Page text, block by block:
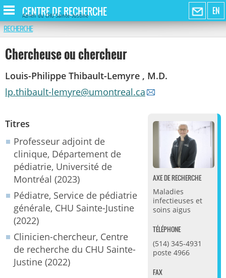
EN
CENTRE DE RECHERCHE
Azrieli du CHU Sainte-Justine
RECHERCHE
Chercheuse ou chercheur
Louis-Philippe Thibault-Lemyre , M.D.
lp.thibault-lemyre@umontreal.ca
AXE DE RECHERCHE
Maladies
infectieuses et
soins aigus
TÉLÉPHONE
(514) 345-4931
poste 4966
FAX
Titres
Professeur adjoint de
clinique, Département de
pédiatrie, Université de
Montréal (2023)
Pédiatre, Service de pédiatrie
générale, CHU Sainte-Justine
(2022)
Clinicien-chercheur, Centre
de recherche du CHU Sainte-
Justine (2022)